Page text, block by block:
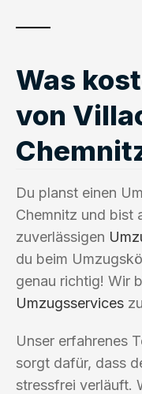
Was
von
Du planst einen
Chemnitz und bist
zuverlässigen
du beim
genau richtig! Wir
Umzugsservices
Unser erfahrenes
sorgt dafür, dass
stressfrei verläuft.